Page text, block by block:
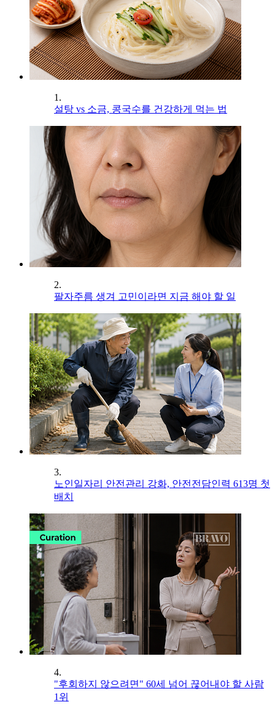
1.
설탕 vs 소금, 콩국수를 건강하게 먹는 법
2.
팔자주름 생겨 고민이라면 지금 해야 할 일
3.
노인일자리 안전관리 강화, 안전전담인력 613명 첫
배치
4.
"후회하지 않으려면" 60세 넘어 끊어내야 할 사람
1위